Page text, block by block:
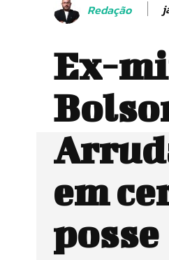
Redação
Ex-
em
posse